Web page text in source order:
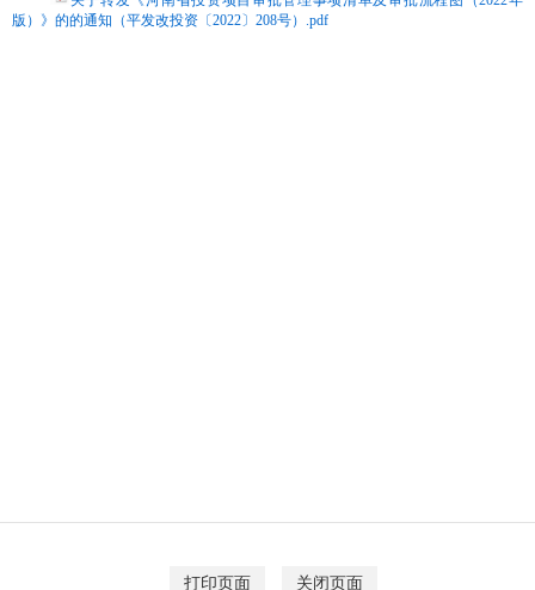
版）》的的通知（平发改投资〔2022〕208号）.pdf
打印页面 关闭页面